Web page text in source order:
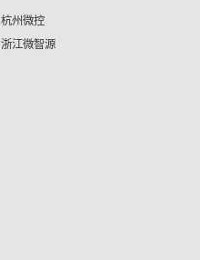
杭州微控
浙江微智源